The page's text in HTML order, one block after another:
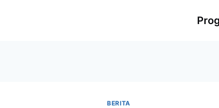
BERITA